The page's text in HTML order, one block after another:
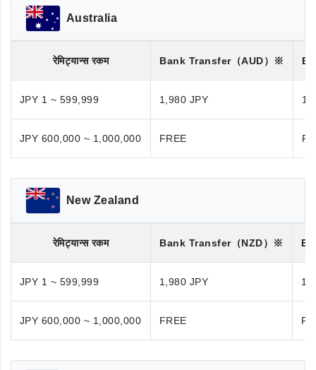
Australia
रेमिट्यान्स रकम Bank Transfer（AUD）※
JPY 1 ~ 599,999 1,980 JPY
JPY 600,000 ~ 1,000,000 FREE
New Zealand
रेमिट्यान्स रकम Bank Transfer（NZD）※
JPY 1 ~ 599,999 1,980 JPY
JPY 600,000 ~ 1,000,000 FREE